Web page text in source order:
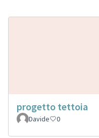
progetto tettoia
Davide 0